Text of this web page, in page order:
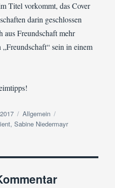
Titel vorkommt, das Cover
darin geschlossen
aus Freundschaft mehr
sein in einem
Kategorien
Allgemein
,Sabine Niedermayr